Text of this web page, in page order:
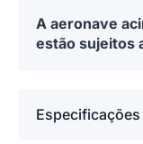
A aeronave
estão sujeitos
Especificações